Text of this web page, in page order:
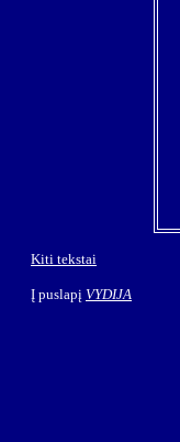
Kiti tekstai
Į puslapį VYDIJA